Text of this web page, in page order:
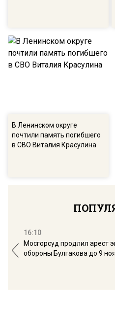
В Ленинском округе
почтили память погибшего
в СВО Виталия Красулина
16:10
Мосгорсуд продлил арест
обороны Булгакова до 9